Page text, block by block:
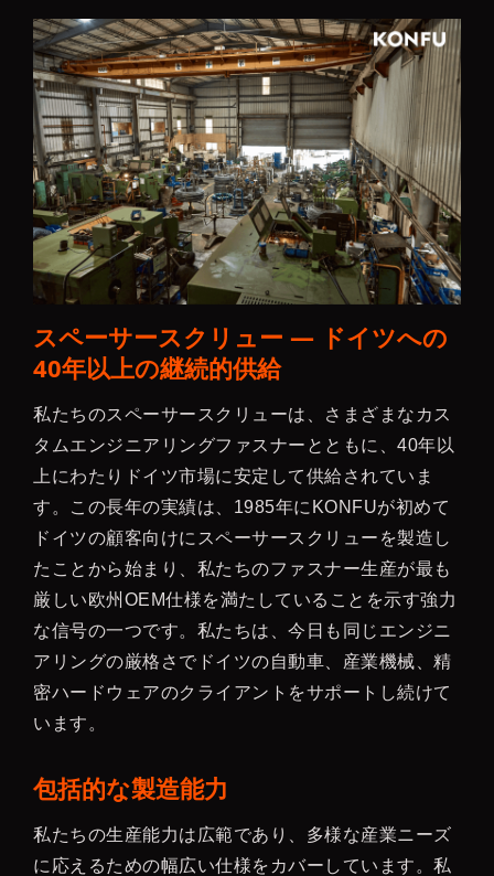
スペーサースクリュー — ドイツへの
40年以上の継続的供給
私たちのスペーサースクリューは、さまざまなカス
タムエンジニアリングファスナーとともに、40年以
上にわたりドイツ市場に安定して供給されていま
す。この長年の実績は、1985年にKONFUが初めて
ドイツの顧客向けにスペーサースクリューを製造し
たことから始まり、私たちのファスナー生産が最も
厳しい欧州OEM仕様を満たしていることを示す強力
な信号の一つです。私たちは、今日も同じエンジニ
アリングの厳格さでドイツの自動車、産業機械、精
密ハードウェアのクライアントをサポートし続けて
います。
包括的な製造能力
私たちの生産能力は広範であり、多様な産業ニーズ
に応えるための幅広い仕様をカバーしています。私